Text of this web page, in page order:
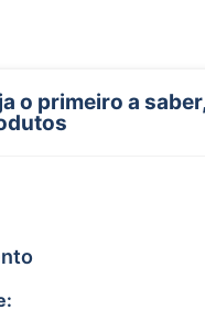
o primeiro a